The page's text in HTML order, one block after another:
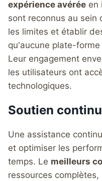
expérience avérée en
sont reconnus au sein
les limites et établir
qu'aucune plate-
Leur engagement
les utilisateurs ont
technologiques.
Soutien continu
Une assistance
et optimiser les
temps. Le meilleurs
ressources